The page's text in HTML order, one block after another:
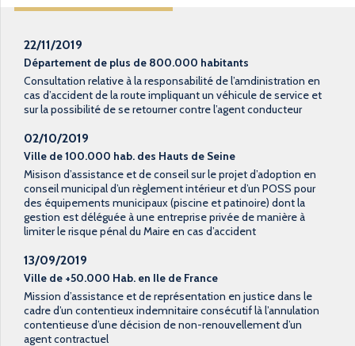
22/11/2019
Département de plus de 800.000 habitants
Consultation relative à la responsabilité de l’amdinistration en
cas d’accident de la route impliquant un véhicule de service et
sur la possibilité de se retourner contre l’agent conducteur
02/10/2019
Ville de 100.000 hab. des Hauts de Seine
Misison d’assistance et de conseil sur le projet d’adoption en
conseil municipal d’un règlement intérieur et d’un POSS pour
des équipements municipaux (piscine et patinoire) dont la
gestion est déléguée à une entreprise privée de manière à
limiter le risque pénal du Maire en cas d’accident
13/09/2019
Ville de +50.000 Hab. en Ile de France
Mission d’assistance et de représentation en justice dans le
cadre d’un contentieux indemnitaire consécutif là l’annulation
contentieuse d’une décision de non-renouvellement d’un
agent contractuel